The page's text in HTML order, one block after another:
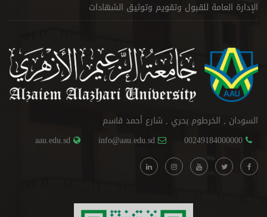
الإدارة العامة للقبول وتقويم وتوثيق الشهادات
السودان , الخرطوم بحري , شارع أحمد قاسم
00249184000000
info@aau.edu.sd
aau.edu.sd